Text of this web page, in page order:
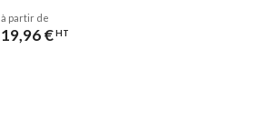
à partir de
19,96 €HT